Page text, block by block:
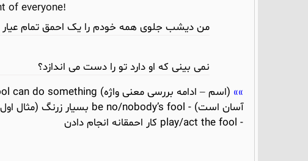
of everyone!
من دیشب جلوی همه خودم را یک احمق تمام عیار
نمی بینی که او دارد تو را دست می اندازد؟
- play/act the fool کار احمقانه انجام دادن